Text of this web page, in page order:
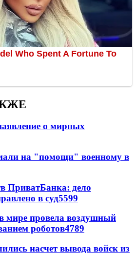
о мирных
на "помощи" военному в
ПриватБанка: дело
в суд5599
мире провела воздушный
роботов4789
насчет вывода войск из